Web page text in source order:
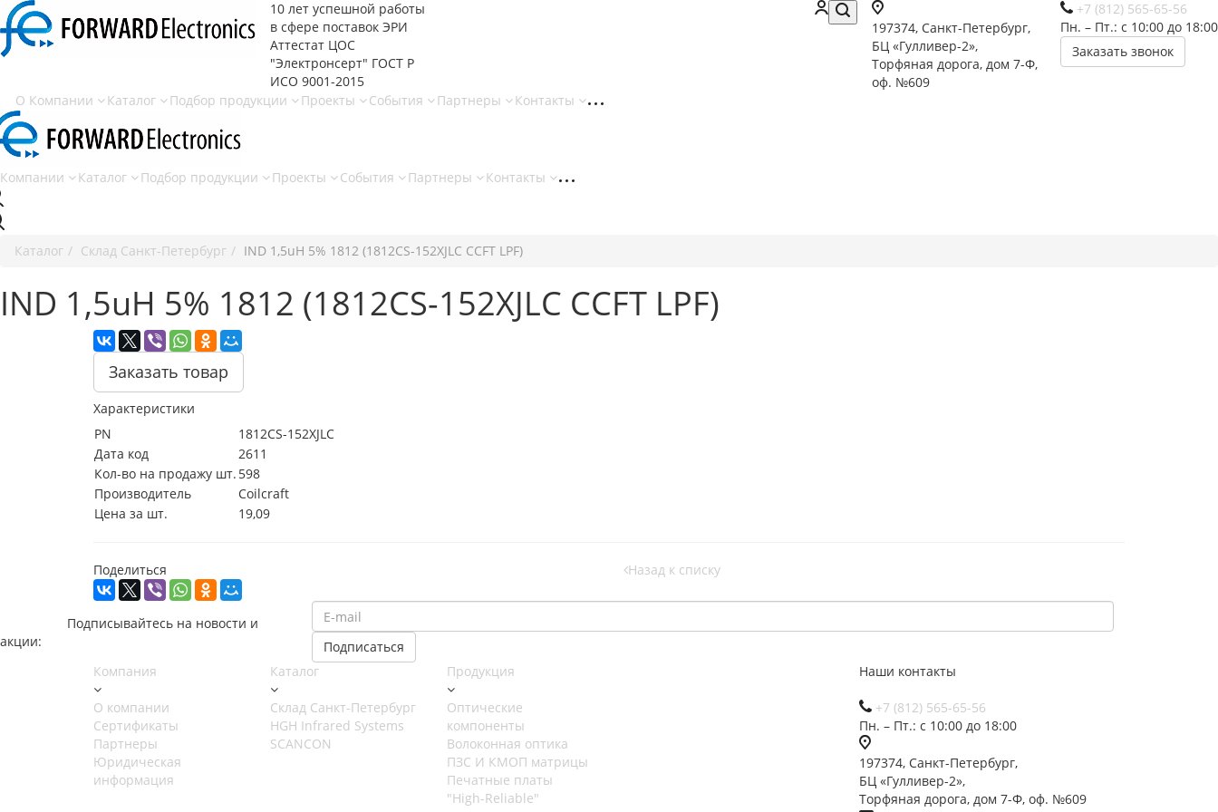
10 лет успешной работы
в сфере поставок ЭРИ
Аттестат ЦОС
"Электронсерт" ГОСТ Р
ИСО 9001-2015
+7 (812) 565-65-56
Пн. – Пт.: с 10:00 до 18:00
Заказать звонок
197374, Санкт-Петербург,
БЦ «Гулливер-2»,
Торфяная дорога, дом 7-Ф,
оф. №609
О Компании
Каталог Подбор продукции Проекты События Партнеры Контакты
Каталог Подбор продукции Проекты События Партнеры Контакты
Каталог Cклад Санкт-Петербург IND 1,5uH 5% 1812 (1812CS-152XJLC CCFT LPF)
IND 1,5uH 5% 1812 (1812CS-152XJLC CCFT LPF)
Заказать товар
Характеристики
PN
1812CS-152XJLC
Дата код
2611
Кол-во на продажу шт. 598
Производитель
Coilcraft
Цена за шт.
19,09
Поделиться Назад к списку
Подписывайтесь на новости и
акции:
Компания
О компании
Сертификаты
Партнеры
Юридическая
информация
Каталог
Cклад Санкт-Петербург
HGH Infrared Systems
SCANCON
Продукция
Оптические
компоненты
Волоконная оптика
ПЗС И КМОП матрицы
Печатные платы
"High-Reliable"
Наши контакты
+7 (812) 565-65-56
Пн. – Пт.: с 10:00 до 18:00
197374, Санкт-Петербург,
БЦ «Гулливер-2»,
Торфяная дорога, дом 7-Ф, оф. №609